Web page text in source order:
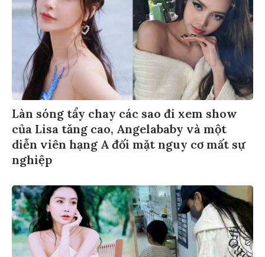
Làn sóng tẩy chay các sao đi xem show
của Lisa tăng cao, Angelababy và một
diễn viên hạng A đối mặt nguy cơ mất sự
nghiệp